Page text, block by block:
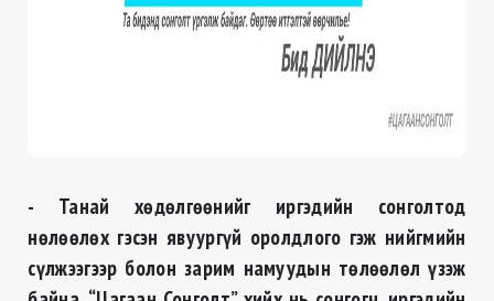
- Танай хөдөлгөөнийг иргэдийн сонголтод
нөлөөлөх гэсэн явуургүй оролдлого гэж нийгмийн
сүлжээгээр болон зарим намуудын төлөөлөл үзэж